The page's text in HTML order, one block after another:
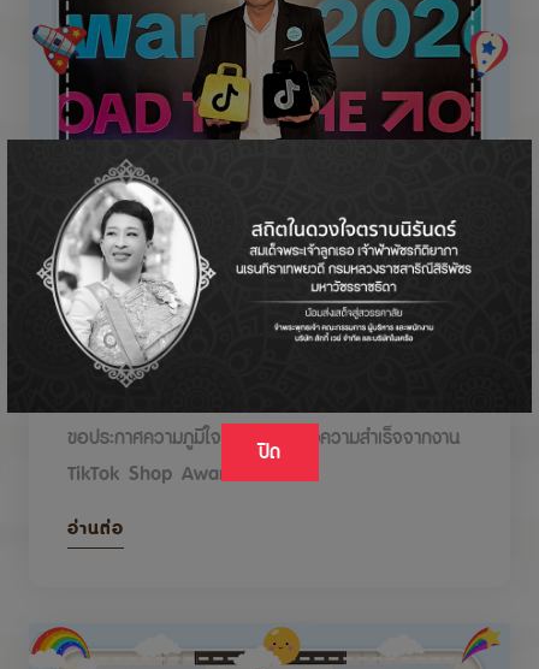
ปิด
DODOLOVE รับรางวัลในงาน TikTok Shop
Awards 2026
ขอประกาศความภูมิใจกับรางวัลแห่งความสำเร็จจากงาน
TikTok Shop Awards 2026
อ่านต่อ